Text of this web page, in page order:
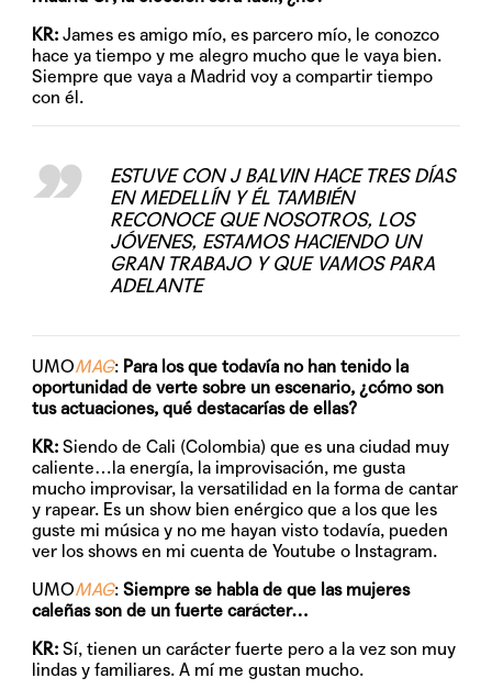
KR: James es amigo mío, es parcero mío, le conozco
hace ya tiempo y me alegro mucho que le vaya bien.
Siempre que vaya a Madrid voy a compartir tiempo
con él.
ESTUVE CON J BALVIN HACE TRES DÍAS
EN MEDELLÍN Y ÉL TAMBIÉN
RECONOCE QUE NOSOTROS, LOS
JÓVENES, ESTAMOS HACIENDO UN
GRAN TRABAJO Y QUE VAMOS PARA
ADELANTE
UMOMAG: Para los que todavía no han tenido la
oportunidad de verte sobre un escenario, ¿cómo son
tus actuaciones, qué destacarías de ellas?
KR: Siendo de Cali (Colombia) que es una ciudad muy
caliente…la energía, la improvisación, me gusta
mucho improvisar, la versatilidad en la forma de cantar
y rapear. Es un show bien enérgico que a los que les
guste mi música y no me hayan visto todavía, pueden
ver los shows en mi cuenta de Youtube o Instagram.
UMOMAG:Siempre se habla de que las mujeres
caleñas son de un fuerte carácter…
KR: Sí, tienen un carácter fuerte pero a la vez son muy
lindas y familiares. A mí me gustan mucho.